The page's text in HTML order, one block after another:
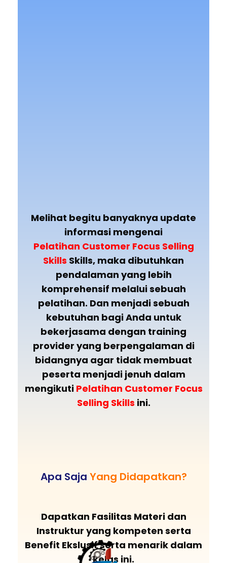
Melihat begitu banyaknya update
informasi mengenai
Pelatihan Customer Focus Selling
Skills Skills, maka dibutuhkan
pendalaman yang lebih
komprehensif melalui sebuah
pelatihan. Dan menjadi sebuah
kebutuhan bagi Anda untuk
bekerjasama dengan training
provider yang berpengalaman di
bidangnya agar tidak membuat
peserta menjadi jenuh dalam
mengikuti Pelatihan Customer Focus
Selling Skills ini.
Apa Saja Yang Didapatkan?
Dapatkan Fasilitas Materi dan
Instruktur yang kompeten serta
Benefit Ekslusif serta menarik dalam
kelas ini.